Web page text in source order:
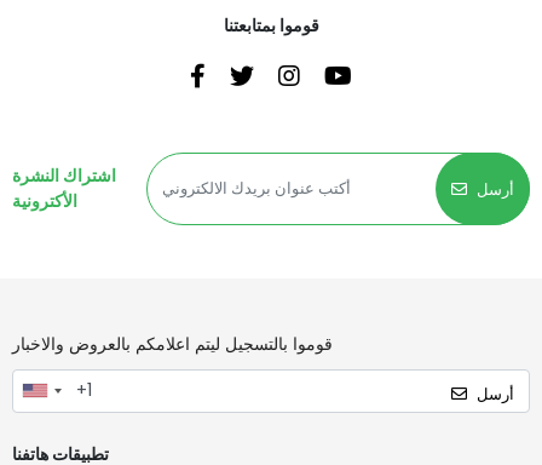
قوموا بمتابعتنا
اشتراك النشرة
الأكترونية
أرسل
قوموا بالتسجيل ليتم اعلامكم بالعروض والاخبار
أرسل
تطبيقات هاتفنا